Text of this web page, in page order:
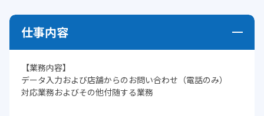
仕事内容
【業務内容】
データ入力および店舗からのお問い合わせ（電話のみ）
対応業務およびその他付随する業務